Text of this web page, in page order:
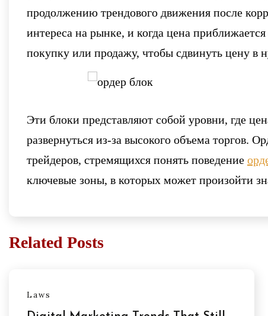
продолжению трендового движения после
интереса на рынке, и когда цена
покупку или продажу, чтобы сдвинуть цену в
Эти блоки представляют собой уровни, где
развернуться из-за высокого объема
трейдеров, стремящихся понять поведение
ключевые зоны, в которых может произойти
Related Posts
Laws